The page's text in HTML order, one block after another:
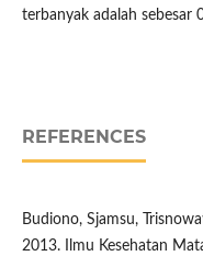
terbanyak adalah sebesar
REFERENCES
Budiono, Sjamsu,
2013. Ilmu Kesehatan